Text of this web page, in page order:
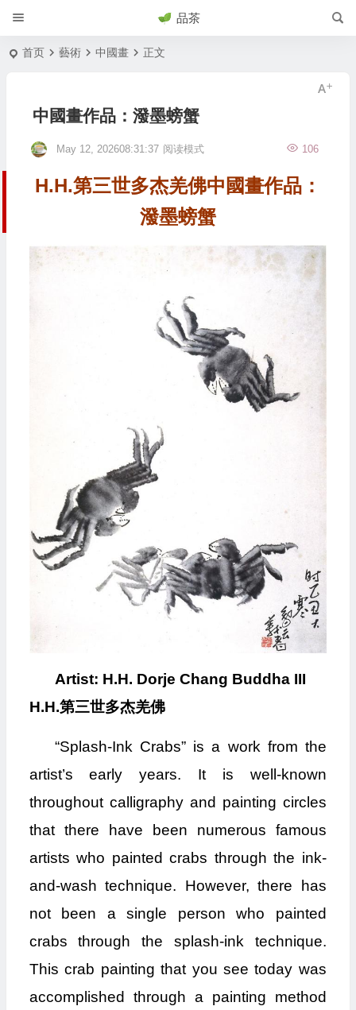
品茶
首页 藝術 中國畫 正文
中國畫作品：潑墨螃蟹
May 12, 202608:31:37 106
阅读模式
H.H.第三世多杰羌佛中國畫作品：
潑墨螃蟹
Artist: H.H. Dorje Chang Buddha III
H.H.第三世多杰羌佛
“Splash-Ink Crabs” is a work from the
artist’s early years. It is well-known
throughout calligraphy and painting circles
that there have been numerous famous
artists who painted crabs through the ink-
and-wash technique. However, there has
not been a single person who painted
crabs through the splash-ink technique.
This crab painting that you see today was
accomplished through a painting method